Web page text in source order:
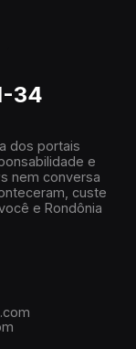
34
dos portais
e
nem conversa
custe
e Rondônia